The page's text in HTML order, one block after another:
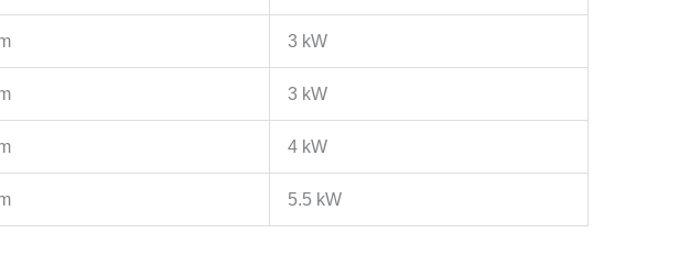
3 kW
3 kW
4 kW
5.5 kW